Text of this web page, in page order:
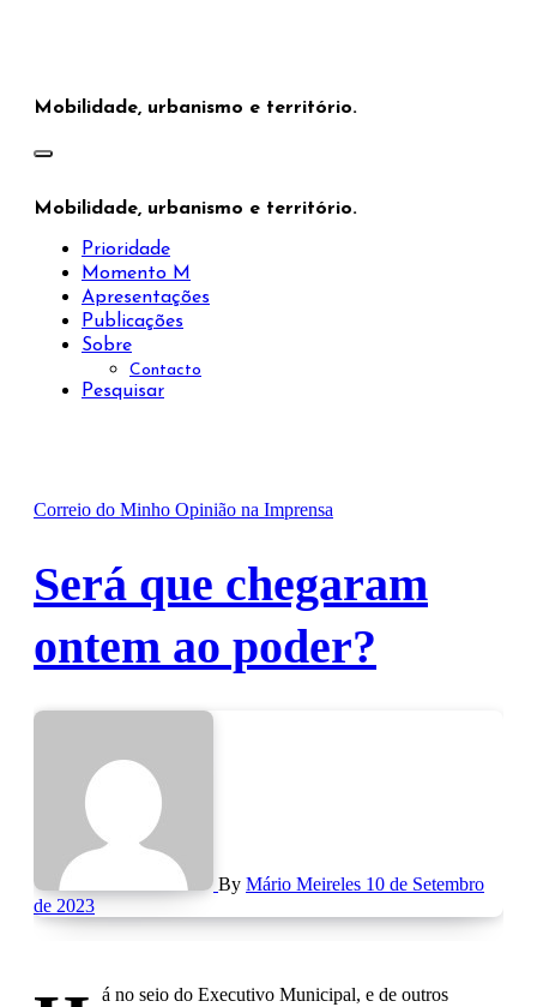
Mobilidade, urbanismo e território.
Mobilidade, urbanismo e território.
Prioridade
Momento M
Apresentações
Publicações
Sobre
Contacto
Pesquisar
Correio do Minho Opinião na Imprensa
Será que chegaram
ontem ao poder?
By Mário Meireles 10 de Setembro
de 2023
á no seio do Executivo Municipal, e de outros